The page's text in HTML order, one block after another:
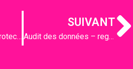
Pour une véritable protection des lanceurs d’alertes
SUIVANT
Audit des données – regardons ce qui compte vraiment – mars 2016